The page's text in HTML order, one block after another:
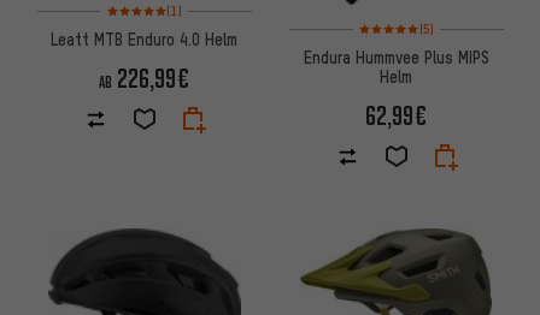
Bewertungen: 5 von 5 basierend auf 1 Bewertungen
(1)
Leatt MTB Enduro 4.0 Helm
AB 226,99€
Bewertungen: 5 von 5
(5)
Endura Hummvee Plus MIPS
Helm
62,99€